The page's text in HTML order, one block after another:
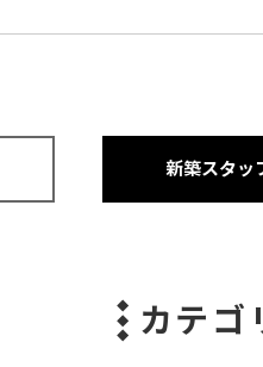
新築スタッ
カテゴ